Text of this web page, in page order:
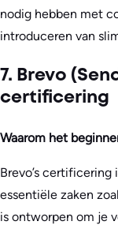
nodig hebben met
introduceren van
7. Brevo
certificering
Waarom het
Brevo’s certificering
essentiële zaken
is ontworpen om je